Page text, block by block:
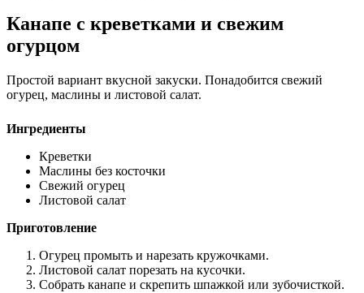
Канапе с креветками и свежим
огурцом
Простой вариант вкусной закуски. Понадобится свежий
огурец, маслины и листовой салат.
Ингредиенты
Креветки
Маслины без косточки
Свежий огурец
Листовой салат
Приготовление
Огурец промыть и нарезать кружочками.
Листовой салат порезать на кусочки.
Собрать канапе и скрепить шпажкой или зубочисткой.